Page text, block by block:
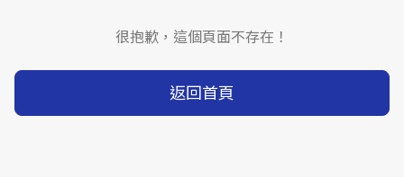
很抱歉，這個頁面不存在！
返回首頁